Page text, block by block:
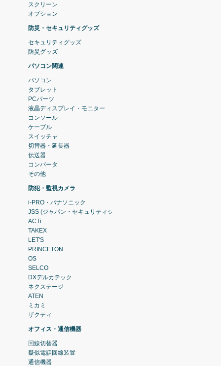
スクリーン
オプション
防災・セキュリティグッズ
セキュリティグッズ
防災グッズ
パソコン関連
パソコン
タブレット
PCパーツ
液晶ディスプレイ・モニター
コンソール
ケーブル
スイッチャ
切替器・延長器
伝送器
コンバータ
その他
防犯・監視カメラ
i-PRO・パナソニック
JSS (ジャパン・セキュリティシステム)
ACTi
TAKEX
LET'S
PRINCETON
OS
SELCO
DXデルカテック
ネクステージ
ATEN
ミカミ
ザクティ
オフィス・通信機器
回線切替器
疑似電話回線装置
通信機器